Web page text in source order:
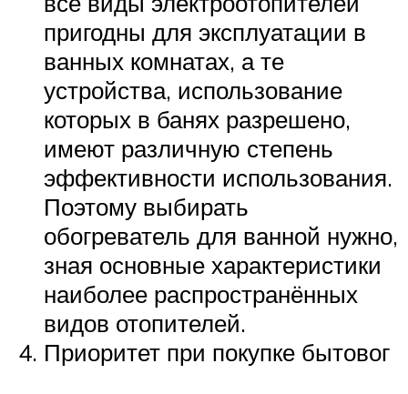
пригодны для эксплуатации в
ванных комнатах, а те
устройства, использование
которых в банях разрешено,
имеют различную степень
эффективности использования.
Поэтому выбирать
обогреватель для ванной нужно,
зная основные характеристики
наиболее распространённых
видов отопителей.
Приоритет при покупке бытовог